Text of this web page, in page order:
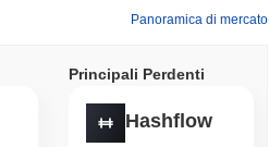
Panoramica di mercato
Principali Perdenti
Hashflow